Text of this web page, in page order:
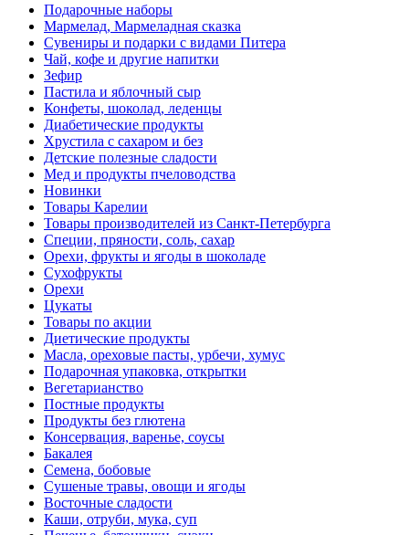
Подарочные наборы
Мармелад, Мармеладная сказка
Сувениры и подарки с видами Питера
Чай, кофе и другие напитки
Зефир
Пастила и яблочный сыр
Конфеты, шоколад, леденцы
Диабетические продукты
Хрустила с сахаром и без
Детские полезные сладости
Мед и продукты пчеловодства
Новинки
Товары Карелии
Товары производителей из Санкт-Петербурга
Специи, пряности, соль, сахар
Орехи, фрукты и ягоды в шоколаде
Сухофрукты
Орехи
Цукаты
Товары по акции
Диетические продукты
Масла, ореховые пасты, урбечи, хумус
Подарочная упаковка, открытки
Вегетарианство
Постные продукты
Продукты без глютена
Консервация, варенье, соусы
Бакалея
Семена, бобовые
Сушеные травы, овощи и ягоды
Восточные сладости
Каши, отруби, мука, суп